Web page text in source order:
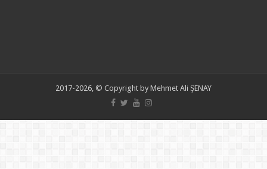
2017-2026, © Copyright by Mehmet Ali ŞENAY